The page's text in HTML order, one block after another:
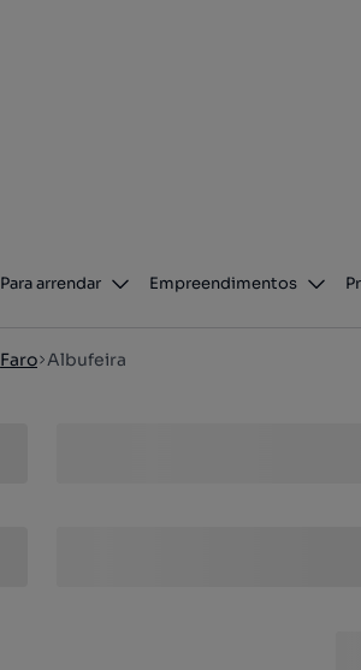
Para arrendar Empreendimentos
Faro Albufeira